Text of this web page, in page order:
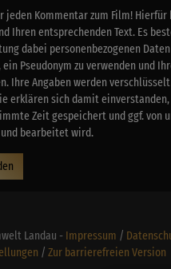
jeden Kommentar zum Film! Hierfür
Ihren entsprechenden Text. Es
dabei personenbezogenen
Pseudonym zu verwenden und
Ihre Angaben werden
erklären sich damit
Zeit gespeichert und ggf. von
bearbeitet wird.
Landau - Impressum /
/ Zur barrierefreien Version